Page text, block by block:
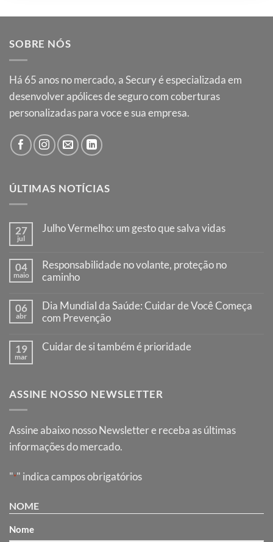
SOBRE NÓS
Há 65 anos no mercado, a Secury é especializada em
desenvolver apólices de seguro com coberturas
personalizadas para voce e sua empresa.
ÚLTIMAS NOTÍCIAS
27
jul
Julho Vermelho: um gesto que salva vidas
Julho
Vermelho:
um
que
salva
vidas
04
maio
Responsabilidade no volante, proteção no
caminho
em
Responsabilidade
no
proteção
no
06
abr
Dia Mundial da Saúde: Cuidar de Você Começa
com Prevenção
em
Cuidar
de
com
Prevenção
19
mar
Cuidar de si também é prioridade
de
prioridade
ASSINE NOSSO NEWSLETTER
Assine abaixo nosso Newsletter e receba as últimas
informações do mercado.
"*" indica campos obrigatórios
NOME
Nome